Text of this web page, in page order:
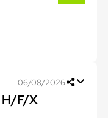
06/08/2026
H/F/X